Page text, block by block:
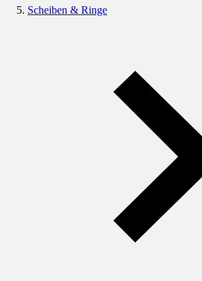
Scheiben & Ringe